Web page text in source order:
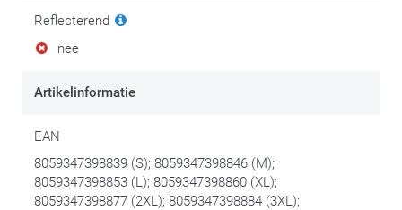
Reflecterend
nee
Artikelinformatie
EAN
8059347398839 (S); 8059347398846 (M);
8059347398853 (L); 8059347398860 (XL);
8059347398877 (2XL); 8059347398884 (3XL);